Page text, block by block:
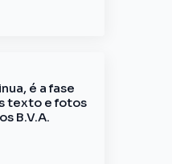
é a fase
texto e fotos
B.V.A.